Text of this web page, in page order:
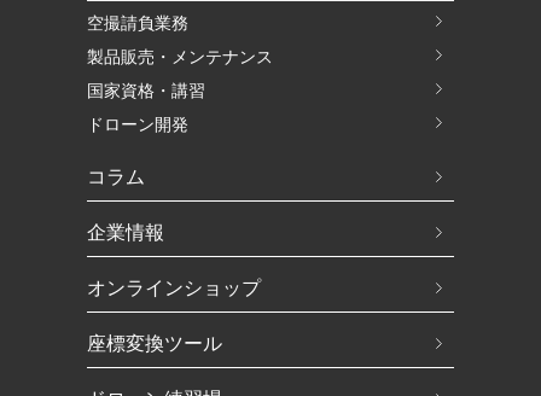
空撮請負業務
製品販売・メンテナンス
国家資格・講習
ドローン開発
コラム
企業情報
オンラインショップ
座標変換ツール